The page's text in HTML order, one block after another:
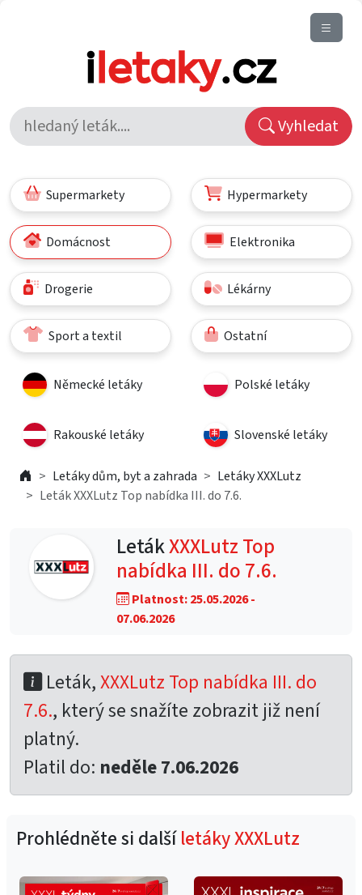
Vyhledat
Supermarkety Hypermarkety
Domácnost Elektronika
Drogerie Lékárny
Sport a textil Ostatní
Německé letáky Polské letáky
Rakouské letáky Slovenské letáky
Letáky dům, byt a zahrada
Letáky XXXLutz
Leták XXXLutz Top nabídka III. do 7.6.
LetákXXXLutz Top
nabídka III. do 7.6.
Platnost: 25.05.2026 -
07.06.2026
Leták,XXXLutz Top nabídka III. do
7.6., který se snažíte zobrazit již není
platný.
Platil do: neděle 7.06.2026
Prohlédněte si dalšíletáky XXXLutz